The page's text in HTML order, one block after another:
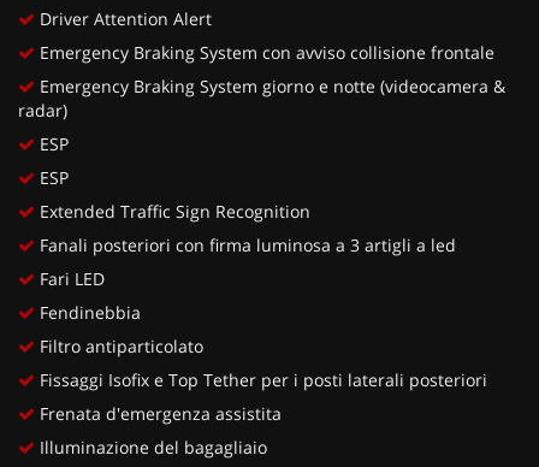
Driver Attention Alert
Emergency Braking System con avviso collisione frontale
Emergency Braking System giorno e notte (videocamera &
radar)
ESP
ESP
Extended Traffic Sign Recognition
Fanali posteriori con firma luminosa a 3 artigli a led
Fari LED
Fendinebbia
Filtro antiparticolato
Fissaggi Isofix e Top Tether per i posti laterali posteriori
Frenata d'emergenza assistita
Illuminazione del bagagliaio